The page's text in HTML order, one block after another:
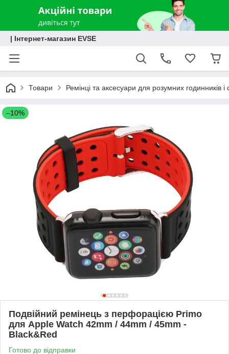
| Інтернет-магазин EVSE
Товари Ремінці та аксесуари для розумних годинників і
–10%
Подвійний ремінець з перфорацією Primo
для Apple Watch 42mm / 44mm / 45mm -
Black&Red
Готово до відправки